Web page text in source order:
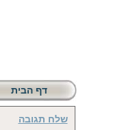
שלח תגובה